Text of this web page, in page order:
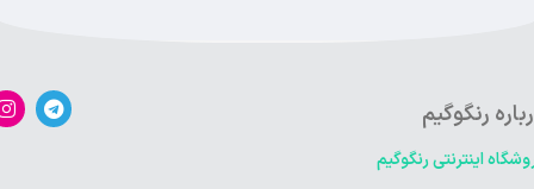
رنگوگیم
اینترنتی رنگوگیم